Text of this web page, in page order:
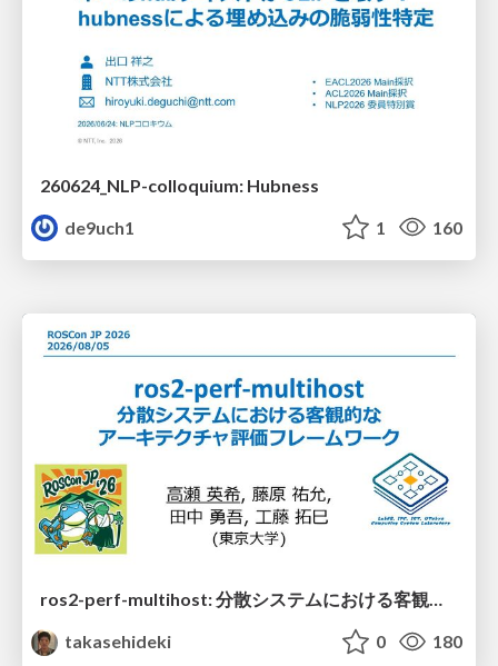
260624_NLP-colloquium: Hubness
de9uch1
1 160
ros2-perf-multihost: 分散システムにおける客観的なアーキテクチャ評価フレームワーク
takasehideki
0 180